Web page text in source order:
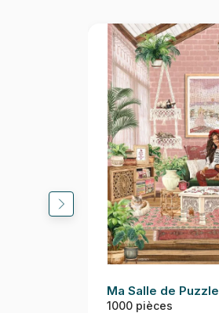
Ma Salle de Puzzle
1000 pièces